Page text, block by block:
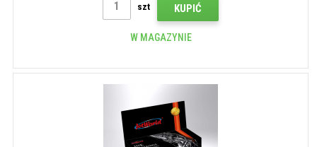
szt KUPIĆ
W MAGAZYNIE